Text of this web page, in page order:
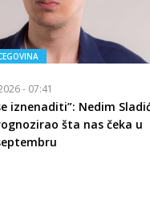
- 07:41
iznenaditi”: Nedim
šta nas čeka u